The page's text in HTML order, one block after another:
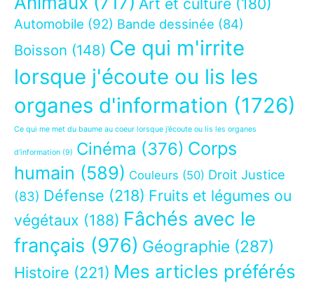
Art et culture (180)
Automobile (92) Bande dessinée (84)
Boisson (148) Ce qui m'irrite
lorsque j'écoute ou lis les
organes d'information (1726)
Ce qui me met du baume au coeur lorsque j’écoute ou lis les organes
d’information (9) Cinéma (376) Corps
humain (589) Couleurs (50) Droit Justice
(83) Défense (218) Fruits et légumes ou
végétaux (188) Fâchés avec le
français (976) Géographie (287)
Histoire (221) Mes articles préférés